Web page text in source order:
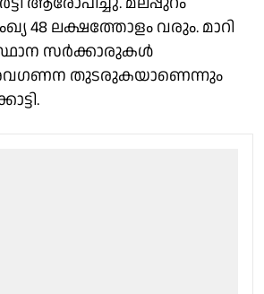
48 ലക്ഷത്തോളം വരും. മാറി
സർക്കാരുകൾ
തുടരുകയാണെന്നും